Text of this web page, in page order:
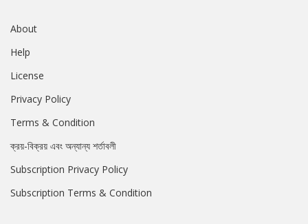
About
Help
License
Privacy Policy
Terms & Condition
ক্রয়-বিক্রয় এবং অন্যান্য শর্তাবলী
Subscription Privacy Policy
Subscription Terms & Condition